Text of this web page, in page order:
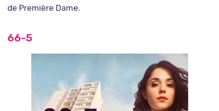
de Première Dame.
66-5